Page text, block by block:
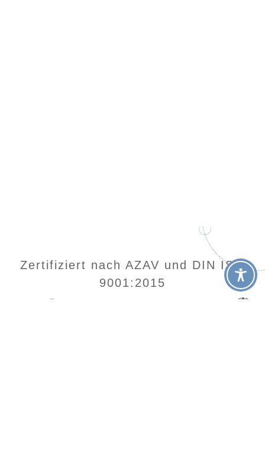
Zertifiziert nach AZAV und DIN ISO
9001:2015